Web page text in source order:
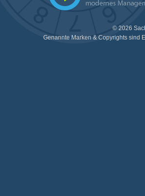
© 2026
Genannte Marken & Copyrights sind